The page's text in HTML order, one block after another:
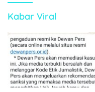
Kabar Viral